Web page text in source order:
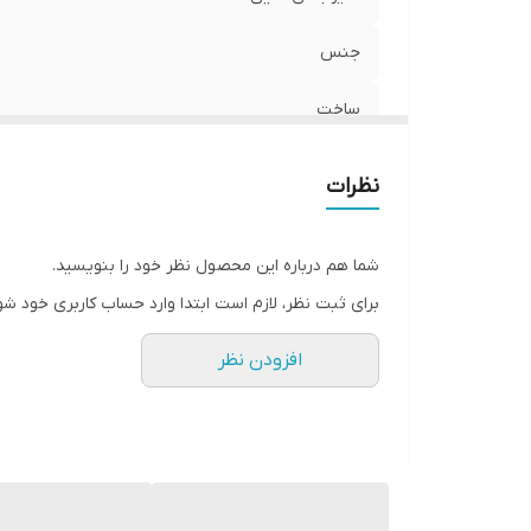
جنس
ساخت
نظرات
شما هم درباره این محصول نظر خود را بنویسید.
برای ثبت نظر، لازم است ابتدا وارد حساب کاربری خود
افزودن نظر